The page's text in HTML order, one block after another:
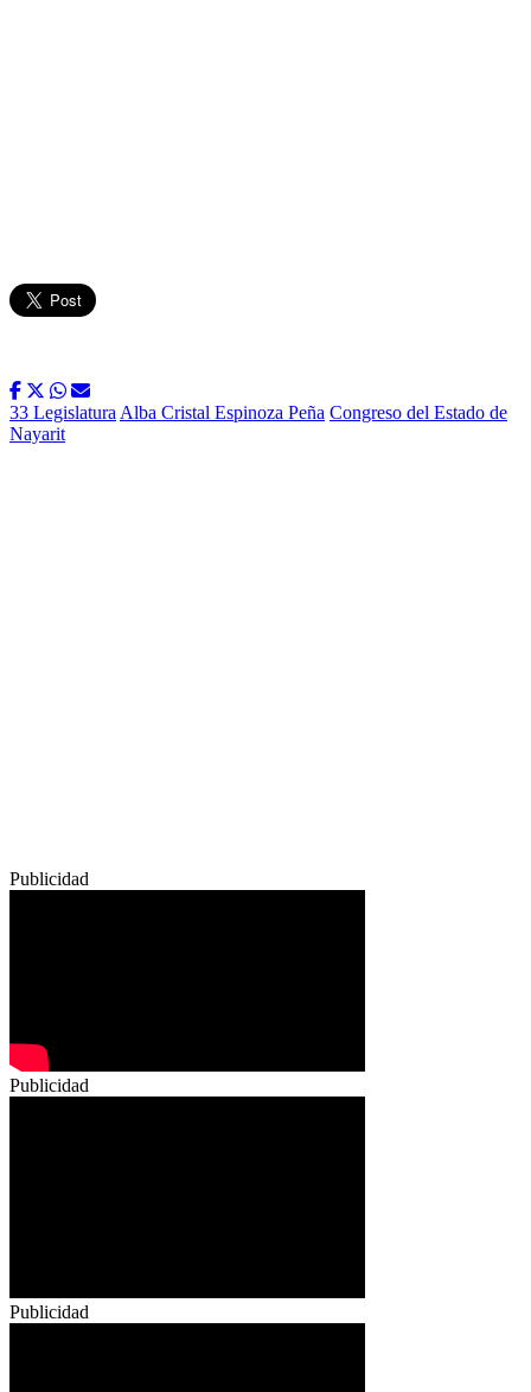
33 Legislatura Alba Cristal Espinoza Peña Congreso del Estado de
Nayarit
Publicidad
Publicidad
Publicidad